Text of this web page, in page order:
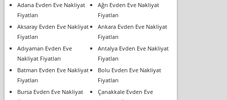
Adana Evden Eve Nakliyat
Fiyatları
Ağrı Evden Eve Nakliyat
Fiyatları
Aksaray Evden Eve Nakliyat
Fiyatları
Ankara Evden Eve Nakliyat
Fiyatları
Adıyaman Evden Eve
Nakliyat Fiyatları
Antalya Evden Eve Nakliyat
Fiyatları
Batman Evden Eve Nakliyat
Fiyatları
Bolu Evden Eve Nakliyat
Fiyatları
Bursa Evden Eve Nakliyat
Çanakkale Evden Eve